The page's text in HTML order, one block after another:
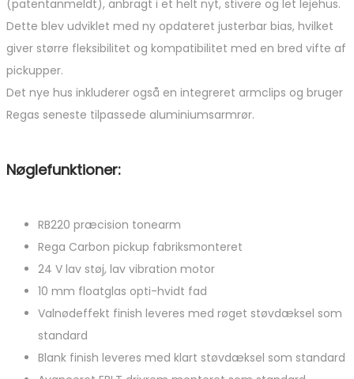
(patentanmeldt), anbragt i et helt nyt, stivere og let lejehus.
Dette blev udviklet med ny opdateret justerbar bias, hvilket
giver større fleksibilitet og kompatibilitet med en bred vifte af
pickupper.
Det nye hus inkluderer også en integreret armclips og bruger
Regas seneste tilpassede aluminiumsarmrør.
Nøglefunktioner:
RB220 præcision tonearm
Rega Carbon pickup fabriksmonteret
24 V lav støj, lav vibration motor
10 mm floatglas opti-hvidt fad
Valnødeffekt finish leveres med røget støvdæksel som
standard
Blank finish leveres med klart støvdæksel som standard